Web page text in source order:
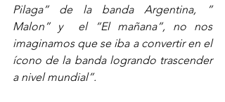
Pilaga” de la banda Argentina, ”
Malon” y  el “El mañana”, no nos
imaginamos que se iba a convertir en el
ícono de la banda logrando trascender
a nivel mundial”.